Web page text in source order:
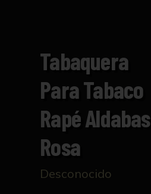
Tabaquera
Para Tabaco
Rapé Aldabas
Rosa
Desconocido